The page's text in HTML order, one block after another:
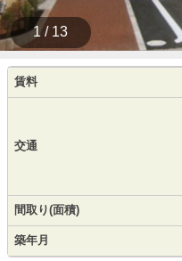
1 / 13
賃料
交通
間取り(面積)
築年月